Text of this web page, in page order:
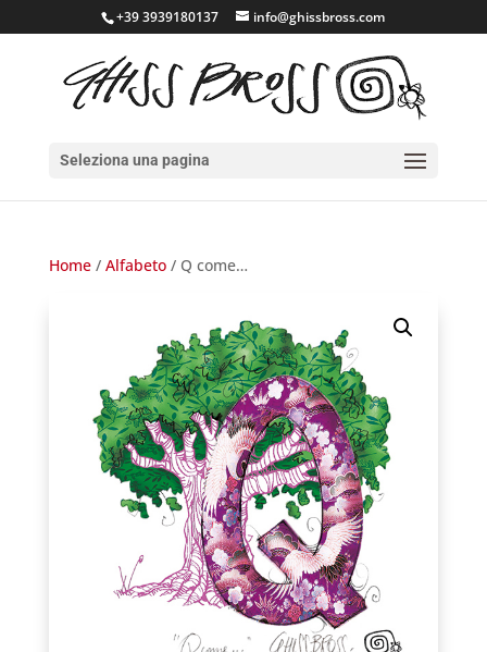
+39 3939180137 info@ghissbross.com
Seleziona una pagina
Home/ Alfabeto/ Q come…